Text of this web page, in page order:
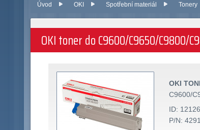
Úvod OKI Spotřební materiál Tonery
OKI toner do C9600/C9650/C9800/
OKI
C9600/
ID:
P/N: